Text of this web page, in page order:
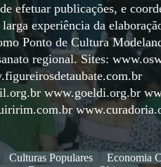
efetuar publicações, e
experiência da
Ponto de Cultura
regional. Sites:
www.goeldi.org.br
Culturas Populares
Economia